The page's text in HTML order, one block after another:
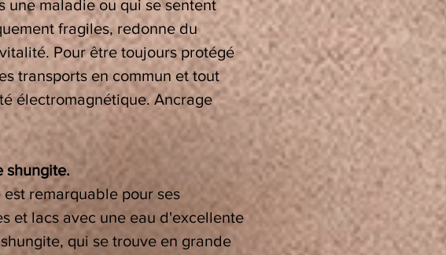
une maladie ou qui se sentent
fragiles, redonne du
Pour être toujours protégé
transports en commun et tout
électromagnétique. Ancrage
shungite.
remarquable pour ses
et lacs avec une eau d'excellente
qui se trouve en grande